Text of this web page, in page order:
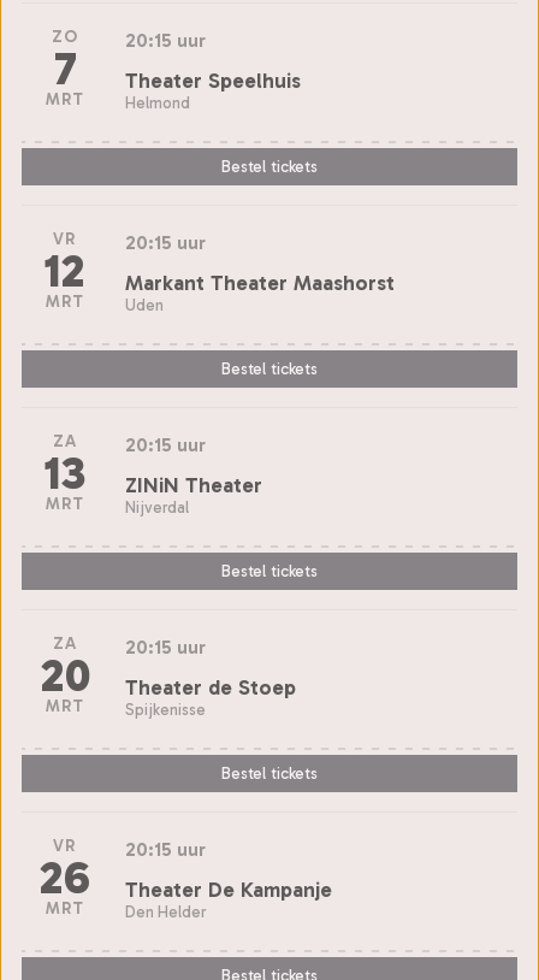
ZO
7
MRT
20:15 uur
Theater Speelhuis
Helmond
Bestel tickets
VR
12
MRT
20:15 uur
Markant Theater Maashorst
Uden
Bestel tickets
ZA
13
MRT
20:15 uur
ZINiN Theater
Nijverdal
Bestel tickets
ZA
20
MRT
20:15 uur
Theater de Stoep
Spijkenisse
Bestel tickets
VR
26
MRT
20:15 uur
Theater De Kampanje
Den Helder